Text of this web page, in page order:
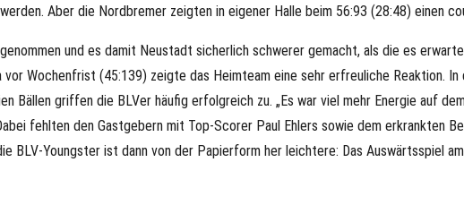
Aber die Nordbremer zeigten in eigener Halle beim 56:93 (28:48) einen
und es damit Neustadt sicherlich schwerer gemacht, als die es
Wochenfrist (45:139) zeigte das Heimteam eine sehr erfreuliche Reaktion. In
Bällen griffen die BLVer häufig erfolgreich zu. „Es war viel mehr Energie auf
fehlten den Gastgebern mit Top-Scorer Paul Ehlers sowie dem erkrankten
BLV-Youngster ist dann von der Papierform her leichtere: Das Auswärtsspiel